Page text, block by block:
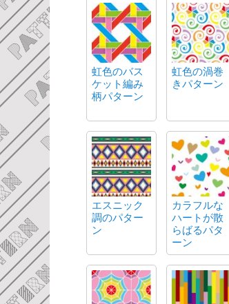
虹色のバス
ケット編み
柄パターン
虹色の渦巻
きパターン
エスニック
調のパター
ン
カラフルな
ハートが散
らばるパタ
ーン